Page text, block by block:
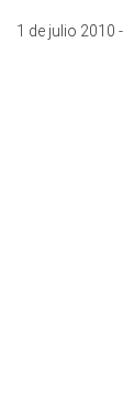
1 de julio 2010